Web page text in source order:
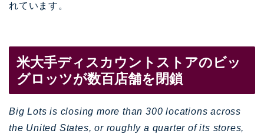
れています。
米大手ディスカウントストアのビッ
グロッツが数百店舗を閉鎖
Big Lots is closing more than 300 locations across
the United States, or roughly a quarter of its stores,